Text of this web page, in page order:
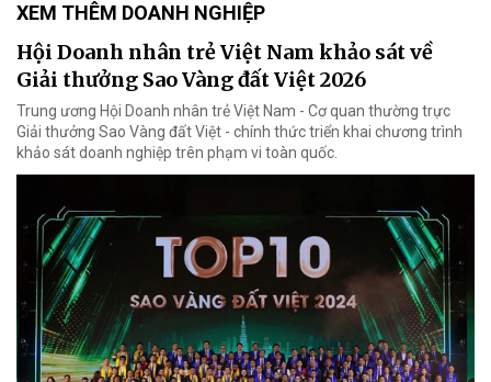
XEM THÊM DOANH NGHIỆP
Hội Doanh nhân trẻ Việt Nam khảo sát về
Giải thưởng Sao Vàng đất Việt 2026
Trung ương Hội Doanh nhân trẻ Việt Nam - Cơ quan thường trực
Giải thưởng Sao Vàng đất Việt - chính thức triển khai chương trình
khảo sát doanh nghiệp trên phạm vi toàn quốc.